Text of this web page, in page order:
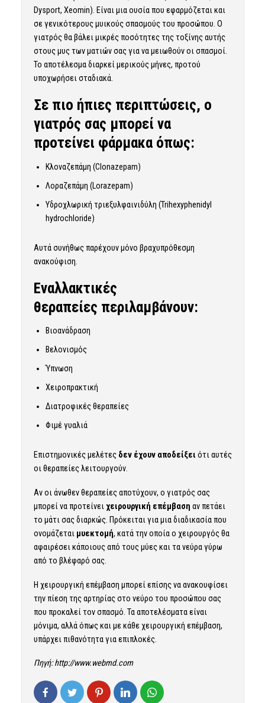
Dysport, Xeomin). Είναι μια ουσία που εφαρμόζεται και
σε γενικότερους μυικούς σπασμούς του προσώπου. Ο
γιατρός θα βάλει μικρές ποσότητες της τοξίνης αυτής
στους μυς των ματιών σας για να μειωθούν οι σπασμοί.
Το αποτέλεσμα διαρκεί μερικούς μήνες, προτού
υποχωρήσει σταδιακά.
Σε πιο ήπιες περιπτώσεις, ο
γιατρός σας μπορεί να
προτείνει φάρμακα όπως:
Κλοναζεπάμη (Clonazepam)
Λοραζεπάμη (Lorazepam)
Υδροχλωρική τριεξυλφαινιδύλη (Trihexyphenidyl
hydrochloride)
Αυτά συνήθως παρέχουν μόνο βραχυπρόθεσμη
ανακούφιση.
Εναλλακτικές
θεραπείες περιλαμβάνουν:
Βιοανάδραση
Βελονισμός
Ύπνωση
Χειροπρακτική
Διατροφικές θεραπείες
Φιμέ γυαλιά
Επιστημονικές μελέτες δεν έχουν αποδείξει ότι αυτές
οι θεραπείες λειτουργούν.
Αν οι άνωθεν θεραπείες αποτύχουν, ο γιατρός σας
μπορεί να προτείνει χειρουργική επέμβαση αν πετάει
το μάτι σας διαρκώς. Πρόκειται για μια διαδικασία που
ονομάζεται μυεκτομή, κατά την οποία ο χειρουργός θα
αφαιρέσει κάποιους από τους μύες και τα νεύρα γύρω
από το βλέφαρό σας.
Η χειρουργική επέμβαση μπορεί επίσης να ανακουφίσει
την πίεση της αρτηρίας στο νεύρο του προσώπου σας
που προκαλεί τον σπασμό. Τα αποτελέσματα είναι
μόνιμα, αλλά όπως και με κάθε χειρουργική επέμβαση,
υπάρχει πιθανότητα για επιπλοκές.
Πηγή:http://www.webmd.com